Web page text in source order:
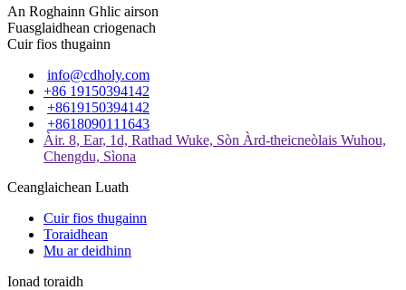
An Roghainn Ghlic airson
Fuasglaidhean criogenach
Cuir fios thugainn
info@cdholy.com
+86 19150394142
+8619150394142
+8618090111643
Àir. 8, Ear, 1d, Rathad Wuke, Sòn Àrd-theicneòlais Wuhou,
Chengdu, Sìona
Ceanglaichean Luath
Cuir fios thugainn
Toraidhean
Mu ar deidhinn
Ionad toraidh